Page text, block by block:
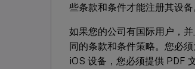
些条款和条件才能注册其设
如果您的公司有国际用户，
同的条款和条件策略。您必
iOS 设备，您必须提供 PDF